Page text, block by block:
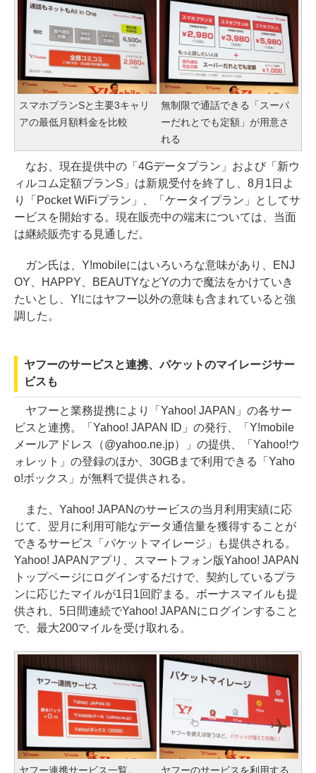
スマホプランSと主要3キャリ
アの最低月額料金を比較
無制限で通話できる「スーパ
ーだれとでも定額」が用意さ
れる
なお、現在提供中の「4Gデータプラン」および「新ウ
ィルコム定額プランS」は新規受付を終了し、8月1日よ
り「Pocket WiFiプラン」、「ケータイプラン」としてサ
ービスを開始する。現在販売中の端末については、当面
は継続販売する見通しだ。
ガン氏は、Y!mobileにはいろいろな意味があり、ENJ
OY、HAPPY、BEAUTYなどYの力で魔法をかけていき
たいとし、Y!にはヤフー以外の意味も含まれていると強
調した。
ヤフーのサービスと連携、パケットのマイレージサー
ビスも
ヤフーと業務提携により「Yahoo! JAPAN」の各サー
ビスと連携。「Yahoo! JAPAN ID」の発行、「Y!mobile
メールアドレス（@yahoo.ne.jp）」の提供、「Yahoo!ウ
ォレット」の登録のほか、30GBまで利用できる「Yaho
o!ボックス」が無料で提供される。
また、Yahoo! JAPANのサービスの当月利用実績に応
じて、翌月に利用可能なデータ通信量を獲得することが
できるサービス「パケットマイレージ」も提供される。
Yahoo! JAPANアプリ、スマートフォン版Yahoo! JAPAN
トップページにログインするだけで、契約しているプラ
ンに応じたマイルが1日1回貯まる。ボーナスマイルも提
供され、5日間連続でYahoo! JAPANにログインすること
で、最大200マイルを受け取れる。
ヤフー連携サービス一覧。 ヤフーのサービスを利用する